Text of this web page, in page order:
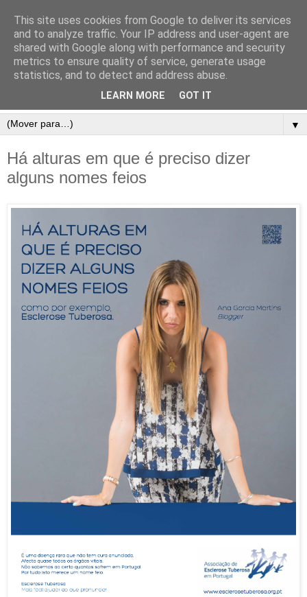
▼
Há alturas em que é preciso dizer
alguns nomes feios
This site uses cookies from Google to deliver its services
and to analyze traffic. Your IP address and user-agent are
shared with Google along with performance and security
metrics to ensure quality of service, generate usage
statistics, and to detect and address abuse.
LEARN MORE GOT IT